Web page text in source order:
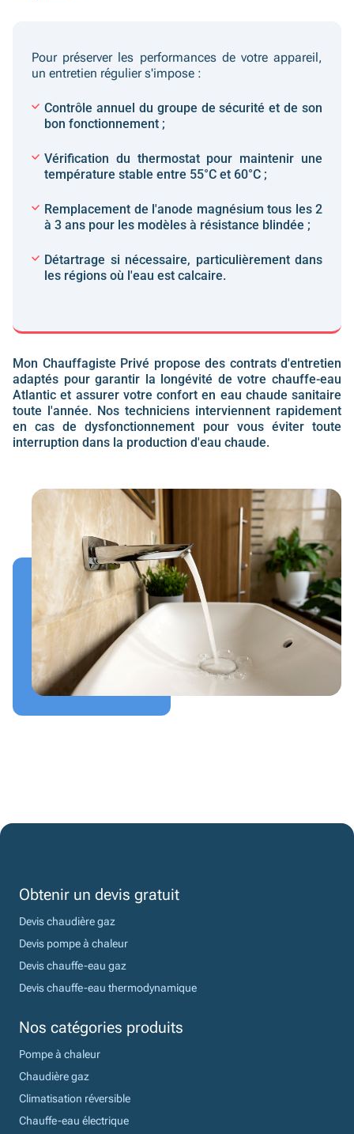
Pour préserver les performances de votre appareil,
un entretien régulier s'impose :
Contrôle annuel du groupe de sécurité et de son
bon fonctionnement ;
Vérification du thermostat pour maintenir une
température stable entre 55°C et 60°C ;
Remplacement de l'anode magnésium tous les 2
à 3 ans pour les modèles à résistance blindée ;
Détartrage si nécessaire, particulièrement dans
les régions où l'eau est calcaire.
Mon Chauffagiste Privé propose des contrats d'entretien
adaptés pour garantir la longévité de votre chauffe-eau
Atlantic et assurer votre confort en eau chaude sanitaire
toute l'année. Nos techniciens interviennent rapidement
en cas de dysfonctionnement pour vous éviter toute
interruption dans la production d'eau chaude.
Obtenir un devis gratuit
Devis chaudière gaz
Devis pompe à chaleur
Devis chauffe-eau gaz
Devis chauffe-eau thermodynamique
Nos catégories produits
Pompe à chaleur
Chaudière gaz
Climatisation réversible
Chauffe-eau électrique